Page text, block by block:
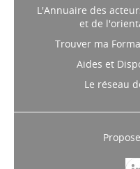
L'Annuaire des
et de
Trouver ma
Aides et
Le réseau